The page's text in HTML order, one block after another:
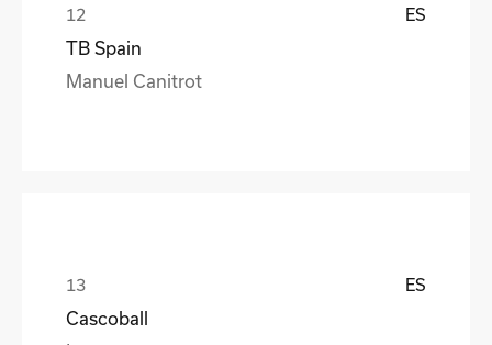
ES
TB Spain
Manuel Canitrot
ES
Cascoball